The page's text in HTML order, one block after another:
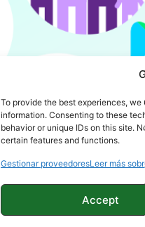
To provide the best experiences,
information. Consenting to these
behavior or unique IDs on this site.
certain features and functions.
Gestionar proveedoresLeer más
Accept